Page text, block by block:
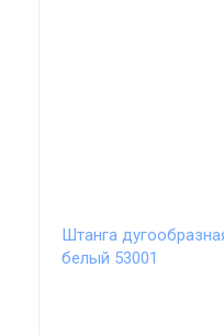
Штанга
белый 53001